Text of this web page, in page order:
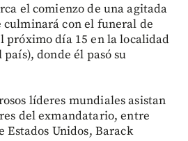
el comienzo de una agitada
culminará con el funeral de
próximo día 15 en la localidad
donde él pasó su
líderes mundiales asistan
del exmandatario, entre
Estados Unidos, Barack